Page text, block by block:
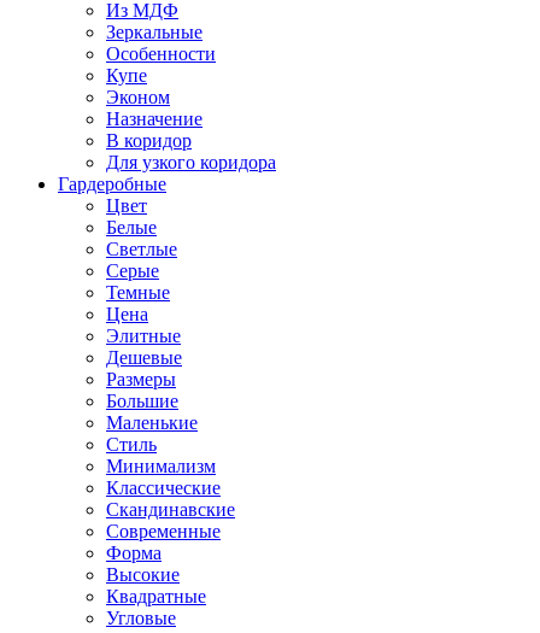
Из МДФ
Зеркальные
Особенности
Купе
Эконом
Назначение
В коридор
Для узкого коридора
Гардеробные
Цвет
Белые
Светлые
Серые
Темные
Цена
Элитные
Дешевые
Размеры
Большие
Маленькие
Стиль
Минимализм
Классические
Скандинавские
Современные
Форма
Высокие
Квадратные
Угловые